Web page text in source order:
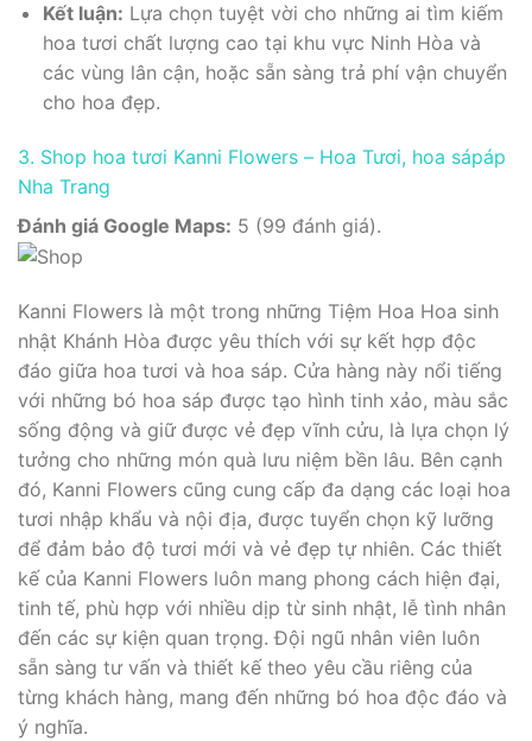
Kết luận: Lựa chọn tuyệt vời cho những ai tìm kiếm
hoa tươi chất lượng cao tại khu vực Ninh Hòa và
các vùng lân cận, hoặc sẵn sàng trả phí vận chuyển
cho hoa đẹp.
3. Shop hoa tươi Kanni Flowers – Hoa Tươi, hoa sápáp
Nha Trang
Đánh giá Google Maps: 5 (99 đánh giá).
Kanni Flowers là một trong những Tiệm Hoa Hoa sinh
nhật Khánh Hòa được yêu thích với sự kết hợp độc
đáo giữa hoa tươi và hoa sáp. Cửa hàng này nổi tiếng
với những bó hoa sáp được tạo hình tinh xảo, màu sắc
sống động và giữ được vẻ đẹp vĩnh cửu, là lựa chọn lý
tưởng cho những món quà lưu niệm bền lâu. Bên cạnh
đó, Kanni Flowers cũng cung cấp đa dạng các loại hoa
tươi nhập khẩu và nội địa, được tuyển chọn kỹ lưỡng
để đảm bảo độ tươi mới và vẻ đẹp tự nhiên. Các thiết
kế của Kanni Flowers luôn mang phong cách hiện đại,
tinh tế, phù hợp với nhiều dịp từ sinh nhật, lễ tình nhân
đến các sự kiện quan trọng. Đội ngũ nhân viên luôn
sẵn sàng tư vấn và thiết kế theo yêu cầu riêng của
từng khách hàng, mang đến những bó hoa độc đáo và
ý nghĩa.